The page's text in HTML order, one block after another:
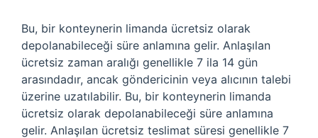
Bu, bir konteynerin limanda ücretsiz olarak
depolanabileceği süre anlamına gelir. Anlaşılan
ücretsiz zaman aralığı genellikle 7 ila 14 gün
arasındadır, ancak göndericinin veya alıcının talebi
üzerine uzatılabilir. Bu, bir konteynerin limanda
ücretsiz olarak depolanabileceği süre anlamına
gelir. Anlaşılan ücretsiz teslimat süresi genellikle 7